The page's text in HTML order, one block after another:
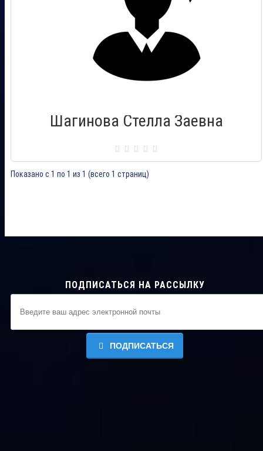
Шагинова Стелла Заевна
Сертификат: 0092876
Город: Крымск
Дата выдачи: 13.07.2018
Показано с 1 по 1 из 1 (всего 1 страниц)
ПОДПИСАТЬСЯ НА РАССЫЛКУ
ПОДПИСАТЬСЯ